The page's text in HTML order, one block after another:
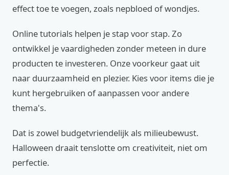
effect toe te voegen, zoals nepbloed of wondjes.
Online tutorials helpen je stap voor stap. Zo
ontwikkel je vaardigheden zonder meteen in dure
producten te investeren. Onze voorkeur gaat uit
naar duurzaamheid en plezier. Kies voor items die je
kunt hergebruiken of aanpassen voor andere
thema's.
Dat is zowel budgetvriendelijk als milieubewust.
Halloween draait tenslotte om creativiteit, niet om
perfectie.